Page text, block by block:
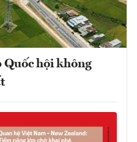
hội không